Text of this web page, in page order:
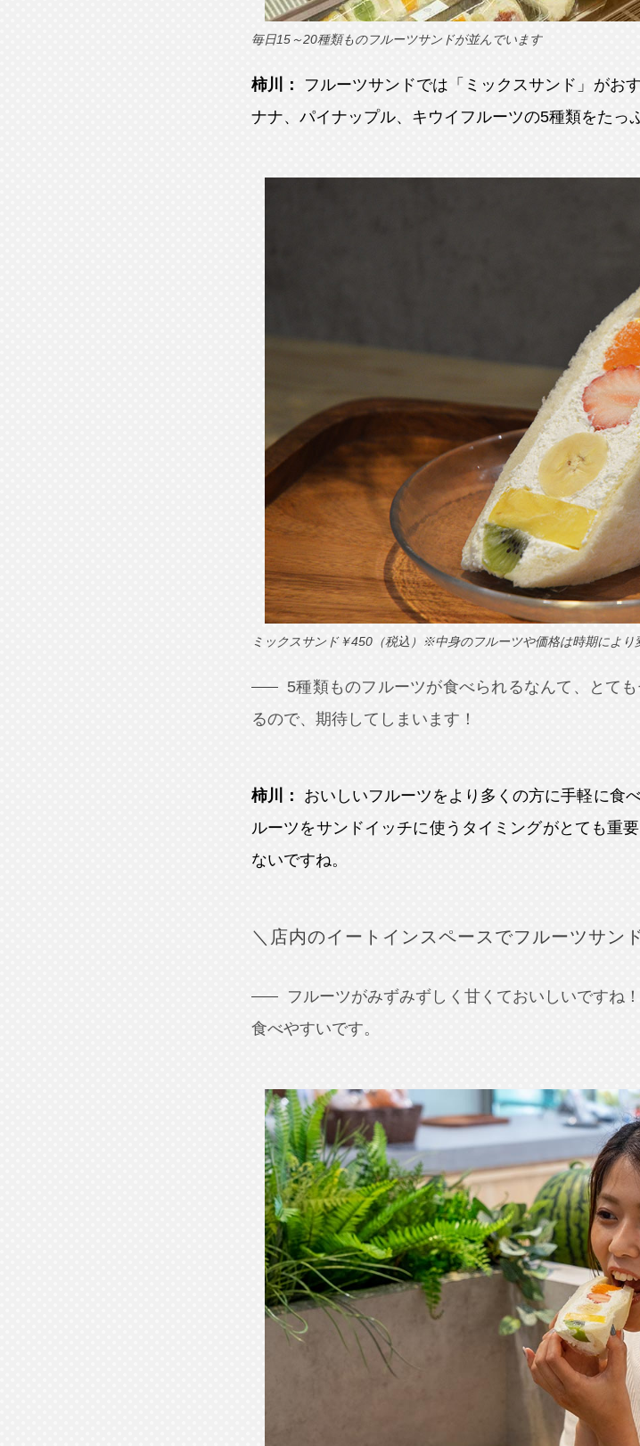
毎日15～20種類ものフルーツサンドが並んでいます
柿川：
フルーツサンドでは「ミックスサンド」がお
ナナ、パイナップル、キウイフルーツの5種類をたっ
ミックスサンド￥450（税込）※中身のフルーツや価格は時期により
5種類ものフルーツが食べられるなんて、とて
るので、期待してしまいます！
柿川：
おいしいフルーツをより多くの方に手軽に食
ルーツをサンドイッチに使うタイミングがとても重
ないですね。
＼店内のイートインスペースでフルーツサン
フルーツがみずみずしく甘くておいしいですね
食べやすいです。